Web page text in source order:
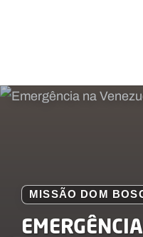
CAMPANHA
DA
MISSÃO DOM
MISSÃO DOM